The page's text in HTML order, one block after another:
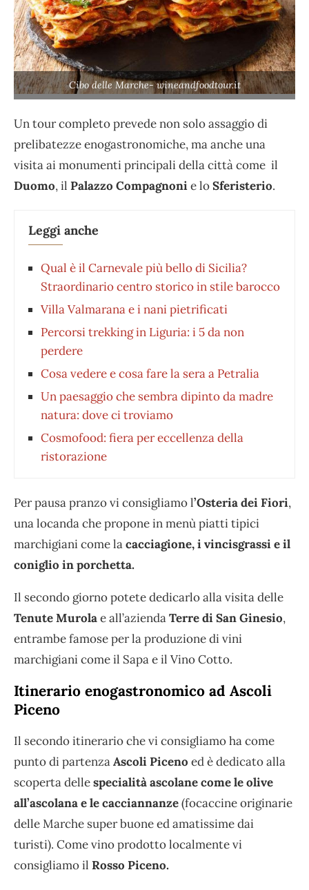
Cibo delle Marche- wineandfoodtour.it
Un tour completo prevede non solo assaggio di
prelibatezze enogastronomiche, ma anche una
visita ai monumenti principali della città come il
Duomo, il Palazzo Compagnonie loSferisterio.
Leggi anche
Qual è il Carnevale più bello di Sicilia?
Straordinario centro storico in stile barocco
Villa Valmarana e i nani pietrificati
Percorsi trekking in Liguria: i 5 da non
perdere
Cosa vedere e cosa fare la sera a Petralia
Un paesaggio che sembra dipinto da madre
natura: dove ci troviamo
Cosmofood: fiera per eccellenza della
ristorazione
Per pausa pranzo vi consigliamo l’Osteria dei Fiori,
una locanda che propone in menù piatti tipici
marchigiani come lacacciagione, i vincisgrassi e il
coniglio in porchetta.
Il secondo giorno potete dedicarlo alla visita delle
Tenute Murolae all’aziendaTerre di San Ginesio,
entrambe famose per la produzione di vini
marchigiani come il Sapa e il Vino Cotto.
Itinerario enogastronomico ad Ascoli
Piceno
Il secondo itinerario che vi consigliamo ha come
punto di partenzaAscoli Piceno ed è dedicato alla
scoperta dellespecialità ascolane come le olive
all’ascolana e le cacciannanze(focaccine originarie
delle Marche super buone ed amatissime dai
turisti). Come vino prodotto localmente vi
consigliamo il Rosso Piceno.